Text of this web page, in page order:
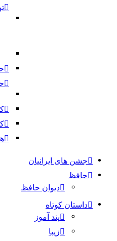
جشن های ایرانیان
حافظ
دیوان حافظ
داستان کوتاه
پند آموز
زیبا